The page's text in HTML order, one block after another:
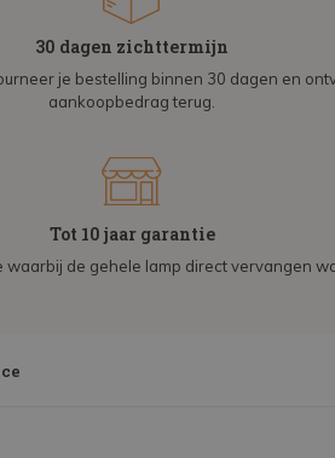
30 dagen zichttermijn
je bestelling binnen 30 dagen en
aankoopbedrag terug.
Tot 10 jaar garantie
waarbij de gehele lamp direct vervangen